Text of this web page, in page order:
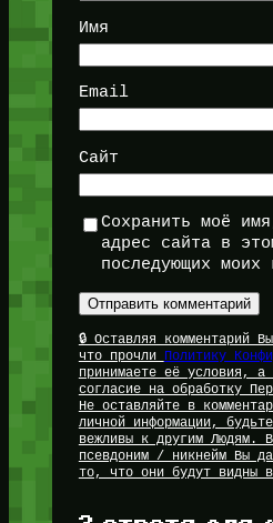
Имя
Email
Сайт
Сохранить моё
адрес сайта в
последующих моих
🔒 Оставляя комментарий
что прочли Политику
принимаете её условия, а
согласие на обработку
Не оставляйте в
личной информации,
вежливы к другим Людям.
псевдоним / никнейм Вы
то, что они будут видны